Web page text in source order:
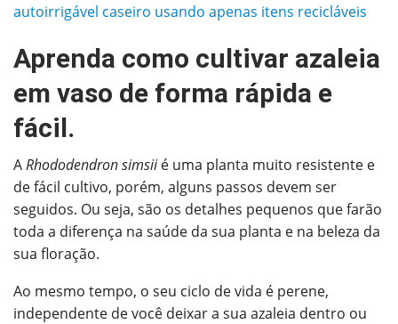
autoirrigável caseiro usando apenas itens recicláveis
Aprenda como cultivar azaleia
em vaso de forma rápida e
fácil.
ARhododendron simsiié uma planta muito resistente e
de fácil cultivo, porém, alguns passos devem ser
seguidos. Ou seja, são os detalhes pequenos que farão
toda a diferença na saúde da sua planta e na beleza da
sua floração.
Ao mesmo tempo, o seu ciclo de vida é perene,
independente de você deixar a sua azaleia dentro ou